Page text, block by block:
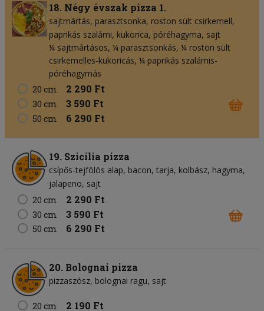
18. Négy évszak pizza 1.
sajtmártás parasztsonka roston sült csirkemell
paprikás szalámi kukorica póréhagyma sajt
¼ sajtmártásos, ¼ parasztsonkás, ¼ roston sült
csirkemelles-kukoricás, ¼ paprikás szalámis-
póréhagymás
20 cm
2 290 Ft
30 cm 3 590 Ft
50 cm 6 290 Ft
19. Szicília pizza
csípős-tejfölös alap bacon tarja kolbász hagyma
jalapeno sajt
20 cm
2 290 Ft
30 cm 3 590 Ft
50 cm 6 290 Ft
20. Bolognai pizza
pizzaszósz bolognai ragu sajt
20 cm 2 190 Ft